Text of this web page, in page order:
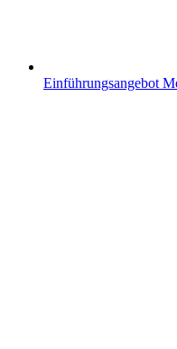
Einführungsangebot